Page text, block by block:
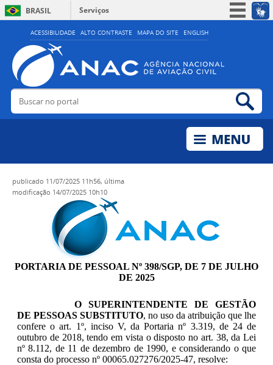
ACESSIBILIDADE ALTO CONTRASTE MAPA DO SITE ENGLISH
BRASIL
Serviços
Simplifique!
Acesso à informação
Legislação
Buscar no portal
publicado 11/07/2025 11h56, última
modificação 14/07/2025 10h10
PORTARIA DE PESSOAL Nº 398/SGP, DE 7 DE JULHO
DE 2025
O SUPERINTENDENTE DE GESTÃO
DE PESSOAS SUBSTITUTO, no uso da atribuição que lhe
confere o art. 1º, inciso V, da Portaria nº 3.319, de 24 de
outubro de 2018, tendo em vista o disposto no art. 38, da Lei
nº 8.112, de 11 de dezembro de 1990, e considerando o que
consta do processo nº 00065.027276/2025-47, resolve: